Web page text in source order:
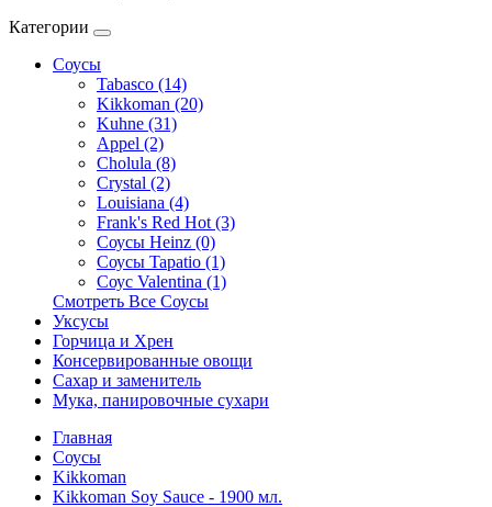
Категории
Соусы
Tabasco (14)
Kikkoman (20)
Kuhne (31)
Appel (2)
Cholula (8)
Crystal (2)
Louisiana (4)
Frank's Red Hot (3)
Соусы Heinz (0)
Соусы Tapatio (1)
Соус Valentina (1)
Смотреть Все Соусы
Уксусы
Горчица и Хрен
Консервированные овощи
Сахар и заменитель
Мука, панировочные сухари
Главная
Соусы
Kikkoman
Kikkoman Soy Sauce - 1900 мл.